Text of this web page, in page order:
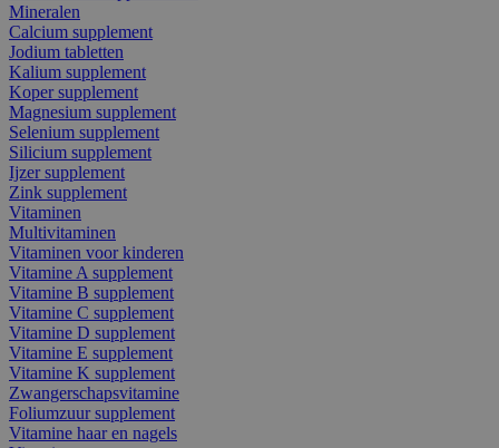
Mineralen
Calcium supplement
Jodium tabletten
Kalium supplement
Koper supplement
Magnesium supplement
Selenium supplement
Silicium supplement
Ijzer supplement
Zink supplement
Vitaminen
Multivitaminen
Vitaminen voor kinderen
Vitamine A supplement
Vitamine B supplement
Vitamine C supplement
Vitamine D supplement
Vitamine E supplement
Vitamine K supplement
Zwangerschapsvitamine
Foliumzuur supplement
Vitamine haar en nagels